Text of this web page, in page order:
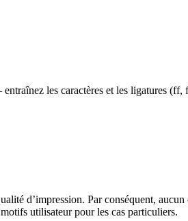
les caractères et les ligatures (ff,
d’impression. Par conséquent, aucun
utilisateur pour les cas particuliers.